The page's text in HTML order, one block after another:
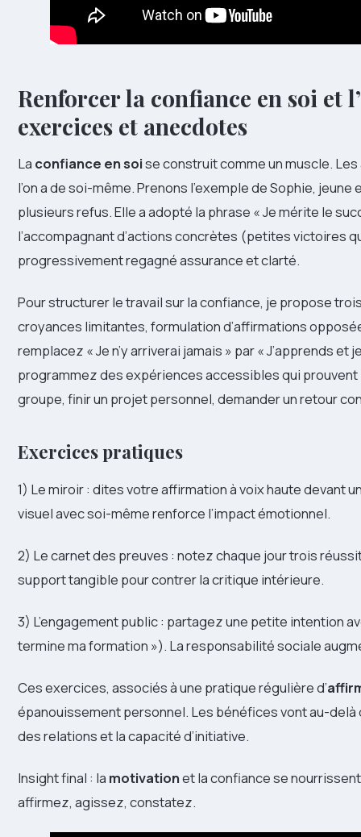
Renforcer la confiance en soi et
exercices et anecdotes
La confiance en soise construit comme un muscle.
l’on a de soi-même. Prenons l’exemple de Sophie,
plusieurs refus. Elle a adopté la phrase « Je mérite le
l’accompagnant d’actions concrètes (petites victoires
progressivement regagné assurance et clarté.
Pour structurer le travail sur la confiance, je propose
croyances limitantes, formulation d’affirmations
remplacez « Je n’y arriverai jamais » par « J’apprends
programmez des expériences accessibles qui
groupe, finir un projet personnel, demander un retour
Exercices pratiques
1) Le miroir : dites votre affirmation à voix haute devant
visuel avec soi-même renforce l’impact émotionnel.
2) Le carnet des preuves : notez chaque jour trois
support tangible pour contrer la critique intérieure.
3) L’engagement public : partagez une petite intention
termine ma formation »). La responsabilité sociale
Ces exercices, associés à une pratique régulière d’
épanouissement personnel. Les bénéfices vont au-delà
des relations et la capacité d’initiative.
Insight final : la motivationet la confiance se
affirmez, agissez, constatez.